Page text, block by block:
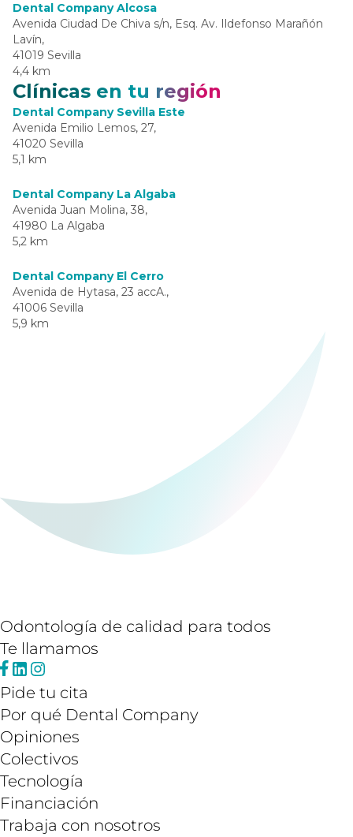
Dental Company Alcosa
Avenida Ciudad De Chiva s/n, Esq. Av. Ildefonso Marañón
Lavín,
41019 Sevilla
4,4 km
Clínicas en tu región
Dental Company Sevilla Este
Avenida Emilio Lemos, 27,
41020 Sevilla
5,1 km
Dental Company La Algaba
Avenida Juan Molina, 38,
41980 La Algaba
5,2 km
Dental Company El Cerro
Avenida de Hytasa, 23 accA.,
41006 Sevilla
5,9 km
Odontología de calidad para todos
Te llamamos
Pide tu cita
Por qué Dental Company
Opiniones
Colectivos
Tecnología
Financiación
Trabaja con nosotros